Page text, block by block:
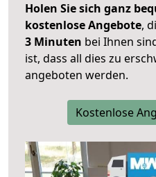
Holen Sie sich ganz
kostenlose Angebote,
3 Minuten bei Ihnen
ist, dass all dies zu
angeboten werden.
Kostenlose